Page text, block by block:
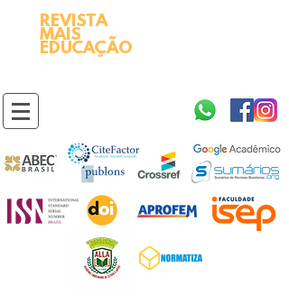
REVISTA
MAIS
EDUCAÇÃO